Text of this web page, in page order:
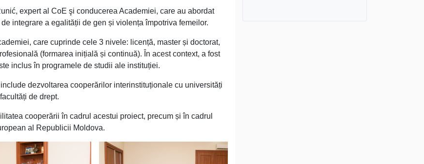
expert al CoE şi conducerea Academiei, care au abordat
integrare a egalității de gen și violența împotriva femeilor.
care cuprinde cele 3 nivele: licență, master și doctorat,
(formarea inițială și continuă). În acest context, a fost
inclus în programele de studii ale instituției.
dezvoltarea cooperărilor interinstituționale cu universități
de drept.
cooperării în cadrul acestui proiect, precum și în cadrul
al Republicii Moldova.